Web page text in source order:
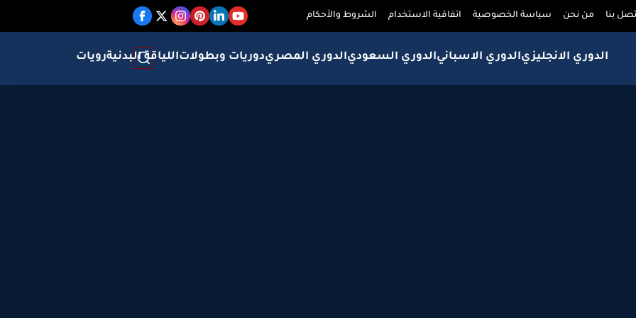
بنا من نحن سياسة الخصوصية اتفاقية الاستخدام الشروط والأحكام
الدوري الانجليزيالدوري الاسبانيالدوري السعوديالدوري المصريدوريات وبطولاتاللياقة البدنيةرويات